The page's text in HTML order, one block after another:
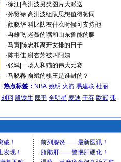
·徐江| 高洪波另类图片大派送
·孙贤禄| 高洪波组队思想值得赞同
·颜晓华| 科比队友什么时候可支持他
·冉雄飞| 老聂的嘴和山东鲁能的腿
·马寅| 陈忠和离开女排的日子
·陈书佳| 谢杏芳被叫阿姨
·张斌| 一场人和猫的伟大比赛
·马晓春| 俞斌的棋王是谁封的？
热点标签： NBA 姚明 火箭 易建联 杜丽
刘翔 殷铁生 郎平 全明星 麦迪 于芬 欧冠 弗